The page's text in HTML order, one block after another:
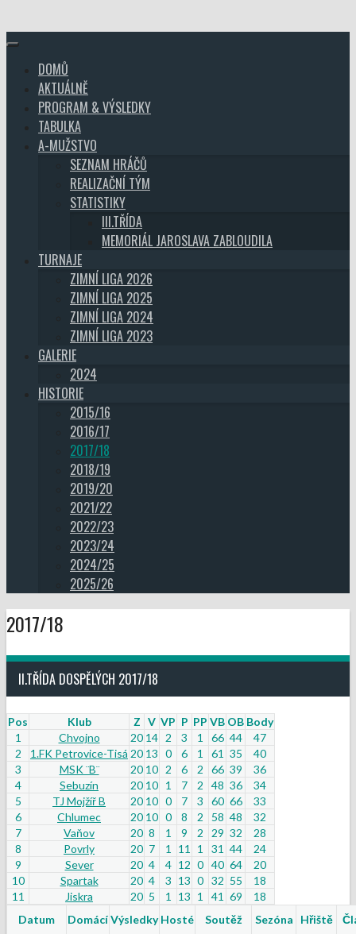
to
DOMŮ
AKTUÁLNĚ
PROGRAM & VÝSLEDKY
TABULKA
A-MUŽSTVO
SEZNAM HRÁČŮ
REALIZAČNÍ TÝM
STATISTIKY
III.TŘÍDA
MEMORIÁL JAROSLAVA ZABLOUDILA
TURNAJE
ZIMNÍ LIGA 2026
ZIMNÍ LIGA 2025
ZIMNÍ LIGA 2024
ZIMNÍ LIGA 2023
GALERIE
2024
HISTORIE
2015/16
2016/17
2017/18
2018/19
2019/20
2021/22
2022/23
2023/24
2024/25
2025/26
2017/18
II.TŘÍDA DOSPĚLÝCH 2017/18
Pos Klub Z V VP P PP VB OB Body
1
Chvojno 20 14 2 3 1 66 44
47
2
1.FK Petrovice-Tisá 20 13 0 6 1 61 35
40
3
MSK ¨B¨ 20 10 2 6 2 66 39
36
4
Sebuzín 20 10 1 7 2 48 36
34
5
TJ Mojžíř B 20 10 0 7 3 60 66
33
6
Chlumec 20 10 0 8 2 58 48
32
7
Vaňov 20 8 1 9 2 29 32
28
8
Povrly 20 7 1 11 1 31 44
24
9
Sever 20 4 4 12 0 40 64
20
10
Spartak 20 4 3 13 0 32 55
18
11
Jiskra 20 5 1 13 1 41 69
18
Datum
DomácíVýsledky Hosté Soutěž Sezóna Hřiště